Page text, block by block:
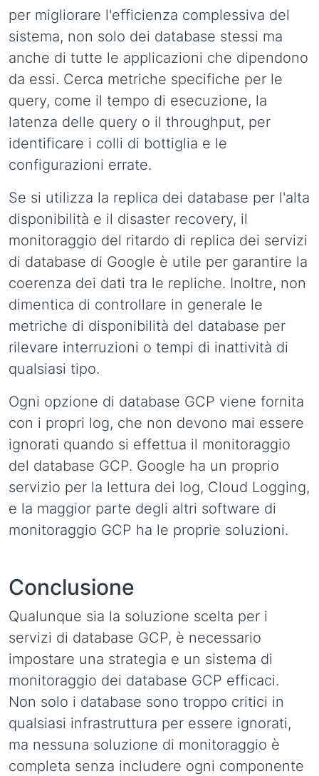
per migliorare l'efficienza complessiva del
sistema, non solo dei database stessi ma
anche di tutte le applicazioni che dipendono
da essi. Cerca metriche specifiche per le
query, come il tempo di esecuzione, la
latenza delle query o il throughput, per
identificare i colli di bottiglia e le
configurazioni errate.
Se si utilizza la replica dei database per l'alta
disponibilità e il disaster recovery, il
monitoraggio del ritardo di replica dei servizi
di database di Google è utile per garantire la
coerenza dei dati tra le repliche. Inoltre, non
dimentica di controllare in generale le
metriche di disponibilità del database per
rilevare interruzioni o tempi di inattività di
qualsiasi tipo.
Ogni opzione di database GCP viene fornita
con i propri log, che non devono mai essere
ignorati quando si effettua il monitoraggio
del database GCP. Google ha un proprio
servizio per la lettura dei log, Cloud Logging,
e la maggior parte degli altri software di
monitoraggio GCP ha le proprie soluzioni.
Conclusione
Qualunque sia la soluzione scelta per i
servizi di database GCP, è necessario
impostare una strategia e un sistema di
monitoraggio dei database GCP efficaci.
Non solo i database sono troppo critici in
qualsiasi infrastruttura per essere ignorati,
ma nessuna soluzione di monitoraggio è
completa senza includere ogni componente